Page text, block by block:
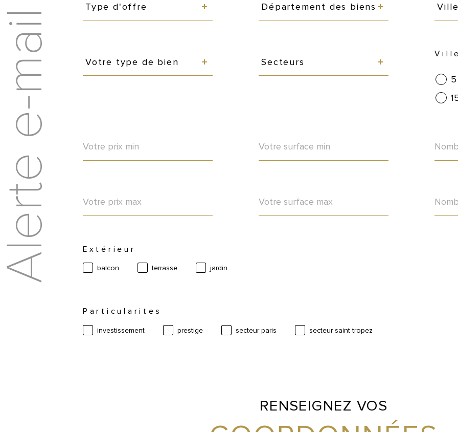
mail
d'offre
Type d'offre
de
Votre type de bien
des
Département des biens
Secteurs
des
min
max
min
max
de
de
Extérieur
balcon terrasse jardin
Particularites
investissement prestige secteur paris secteur saint tropez
RENSEIGNEZ VOS